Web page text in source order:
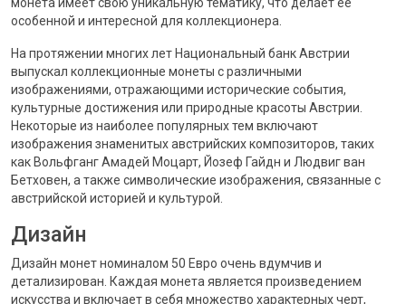
особенной и интересной для коллекционера.
На протяжении многих лет Национальный банк Австрии
выпускал коллекционные монеты с различными
изображениями, отражающими исторические события,
культурные достижения или природные красоты Австрии.
Некоторые из наиболее популярных тем включают
изображения знаменитых австрийских композиторов, таких
как Вольфганг Амадей Моцарт, Йозеф Гайдн и Людвиг ван
Бетховен, а также символические изображения, связанные с
австрийской историей и культурой.
Дизайн
Дизайн монет номиналом 50 Евро очень вдумчив и
детализирован. Каждая монета является произведением
искусства и включает в себя множество характерных черт,